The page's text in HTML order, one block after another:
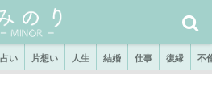
い 片想い 人生 結婚 仕事 復縁 不